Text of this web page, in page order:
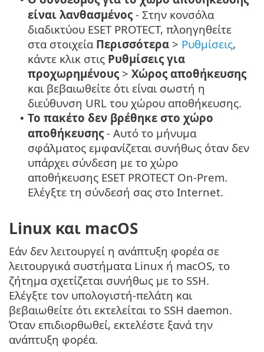
είναι λανθασμένος - Στην κονσόλα
διαδικτύου ESET PROTECT, πλοηγηθείτε
στα στοιχεία Περισσότερα > Ρυθμίσεις,
κάντε κλικ στις Ρυθμίσεις για
προχωρημένους > Χώρος αποθήκευσης
και βεβαιωθείτε ότι είναι σωστή η
διεύθυνση URL του χώρου αποθήκευσης.
• Το πακέτο δεν βρέθηκε στο χώρο
αποθήκευσης - Αυτό το μήνυμα
σφάλματος εμφανίζεται συνήθως όταν δεν
υπάρχει σύνδεση με το χώρο
αποθήκευσης ESET PROTECT On-Prem.
Ελέγξτε τη σύνδεσή σας στο Internet.
Linux και macOS
Εάν δεν λειτουργεί η ανάπτυξη φορέα σε
λειτουργικά συστήματα Linux ή macOS, το
ζήτημα σχετίζεται συνήθως με το SSH.
Ελέγξτε τον υπολογιστή-πελάτη και
βεβαιωθείτε ότι εκτελείται το SSH daemon.
Όταν επιδιορθωθεί, εκτελέστε ξανά την
ανάπτυξη φορέα.